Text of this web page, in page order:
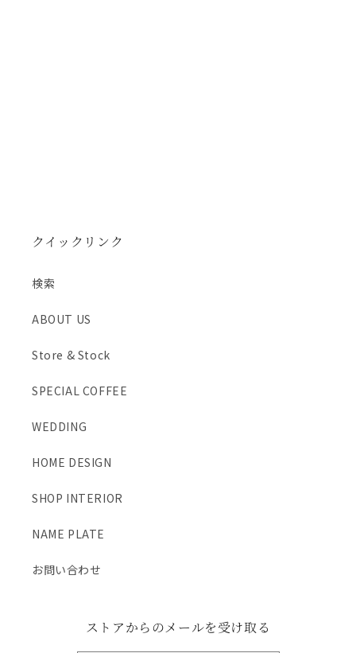
クイックリンク
検索
ABOUT US
Store & Stock
SPECIAL COFFEE
WEDDING
HOME DESIGN
SHOP INTERIOR
NAME PLATE
お問い合わせ
ストアからのメールを受け取る